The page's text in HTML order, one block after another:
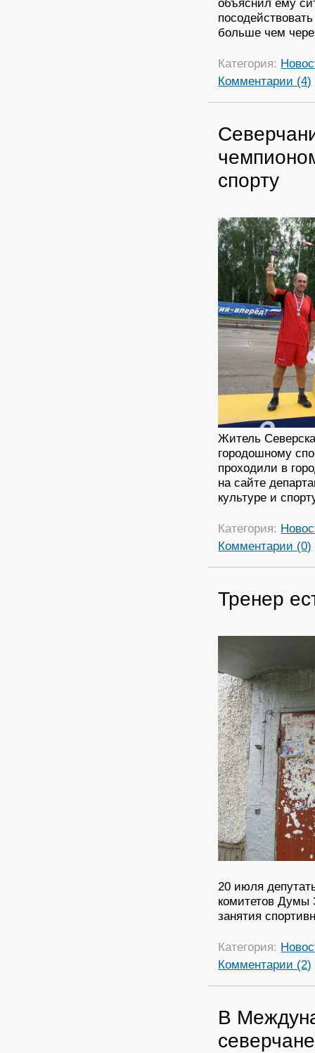
объяснил ему
больше чем
Категория:
Комментарии (4)
спорту
Житель
городошному
проходили в
на сайте
культуре и
Категория:
Комментарии (0)
Тренер
20 июля
комитетов Думы
занятия
Категория:
Комментарии (2)
В